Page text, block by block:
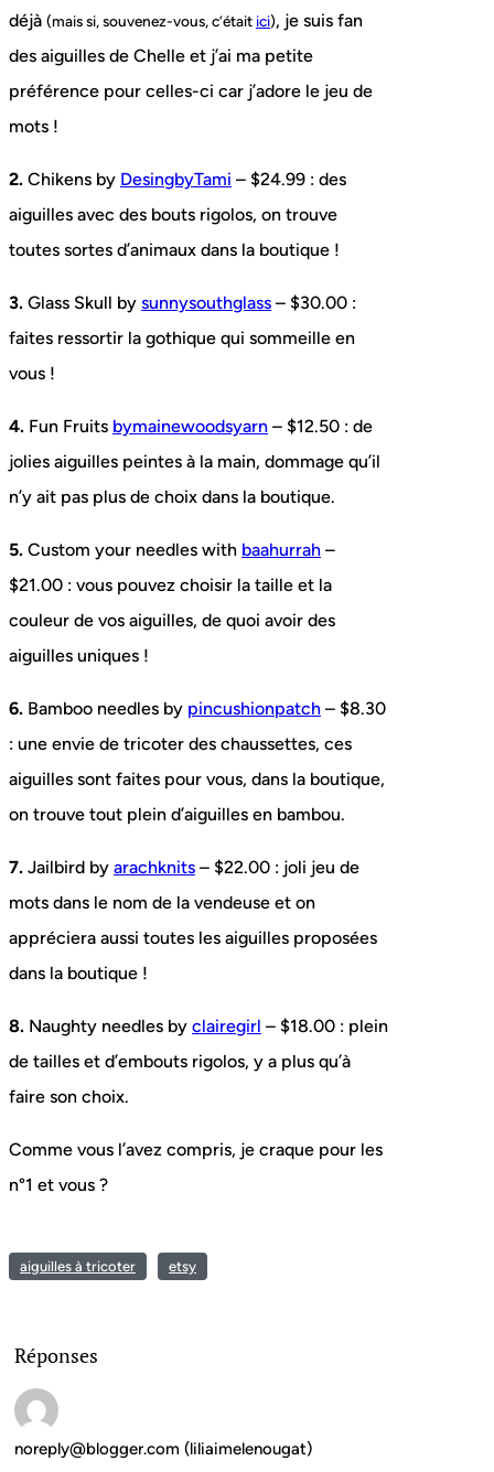
déjà (mais si, souvenez-vous, c’était ici), je suis fan
des aiguilles de Chelle et j’ai ma petite
préférence pour celles-ci car j’adore le jeu de
mots !
2. Chikens by DesingbyTami – $24.99 : des
aiguilles avec des bouts rigolos, on trouve
toutes sortes d’animaux dans la boutique !
3. Glass Skull by sunnysouthglass – $30.00 :
faites ressortir la gothique qui sommeille en
vous !
4. Fun Fruits bymainewoodsyarn – $12.50 : de
jolies aiguilles peintes à la main, dommage qu’il
n’y ait pas plus de choix dans la boutique.
5. Custom your needles with baahurrah –
$21.00 : vous pouvez choisir la taille et la
couleur de vos aiguilles, de quoi avoir des
aiguilles uniques !
6. Bamboo needles by pincushionpatch – $8.30
: une envie de tricoter des chaussettes, ces
aiguilles sont faites pour vous, dans la boutique,
on trouve tout plein d’aiguilles en bambou.
7. Jailbird by arachknits – $22.00 : joli jeu de
mots dans le nom de la vendeuse et on
appréciera aussi toutes les aiguilles proposées
dans la boutique !
8. Naughty needles by clairegirl – $18.00 : plein
de tailles et d’embouts rigolos, y a plus qu’à
faire son choix.
Comme vous l’avez compris, je craque pour les
n°1 et vous ?
aiguilles à tricoter etsy
Réponses
noreply@blogger.com (liliaimelenougat)